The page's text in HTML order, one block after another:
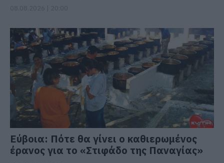
Εύβοια: Πότε θα γίνει ο καθιερωμένος
έρανος για το «Στιφάδο της Παναγίας»